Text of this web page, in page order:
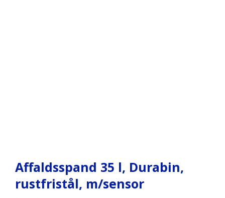
Affaldsspand 35 l, Durabin,
rustfristål, m/sensor